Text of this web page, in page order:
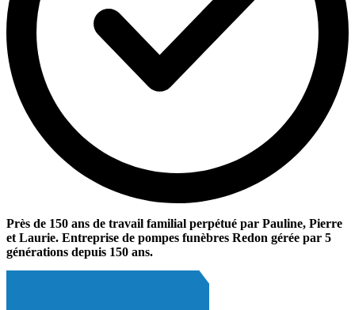
Près de 150 ans de travail familial perpétué par Pauline, Pierre
et Laurie. Entreprise de pompes funèbres Redon gérée par 5
générations depuis 150 ans.